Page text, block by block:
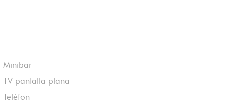
Minibar
TV pantalla plana
Telèfon